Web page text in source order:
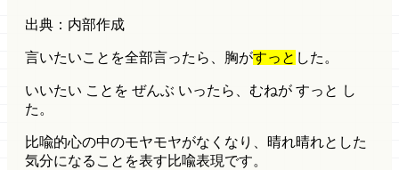
出典：内部作成
言いたいことを全部言ったら、胸がすっと した。
いいたい ことを ぜんぶ いったら、むねが すっと し
た。
比喩的心の中のモヤモヤがなくなり、晴れ晴れとした
気分になることを表す比喩表現です。